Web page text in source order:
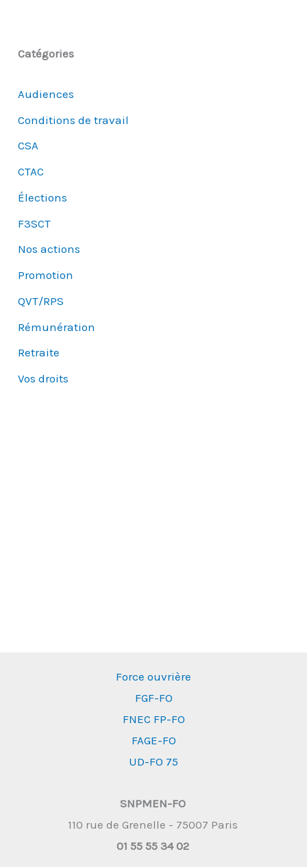
Catégories
Audiences
Conditions de travail
CSA
CTAC
Élections
F3SCT
Nos actions
Promotion
QVT/RPS
Rémunération
Retraite
Vos droits
Force ouvrière
FGF-FO
FNEC FP-FO
FAGE-FO
UD-FO 75
SNPMEN-FO
110 rue de Grenelle - 75007 Paris
01 55 55 34 02